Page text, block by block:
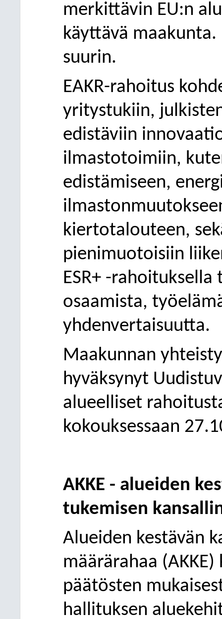
merkittävin EU:n
käyttävä
suurin.
EAKR-rahoitus
yritystukiin,
edistäviin
ilmastotoimiin,
edistämiseen,
kiertotalouteen,
pienimuotoisiin
ESR+ -
osaamista,
yhdenvertaisuutta.
Maakunnan
hyväksynyt
alueelliset
kokouksessaan
AKKE - alueiden
tukemisen
Alueiden kestävän
määrärahaa
päätösten
hallituksen